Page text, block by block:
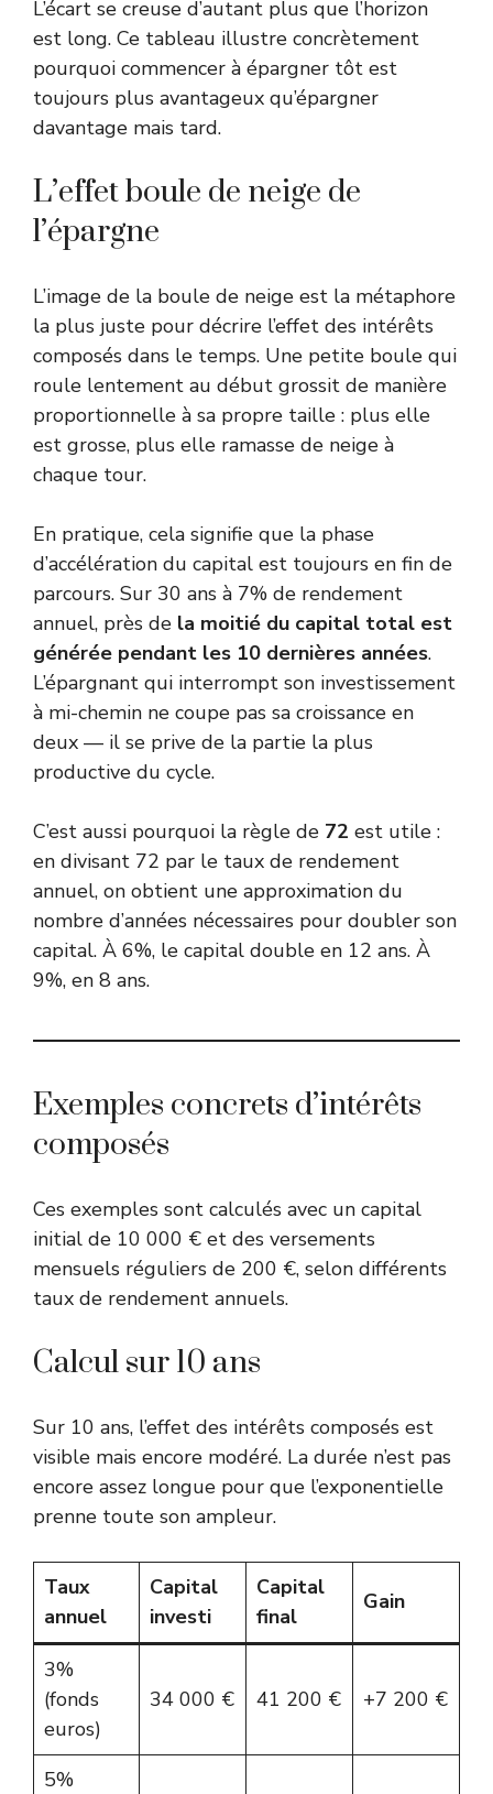
L’écart se creuse d’autant plus que l’horizon
est long. Ce tableau illustre concrètement
pourquoi commencer à épargner tôt est
toujours plus avantageux qu’épargner
davantage mais tard.
L’effet boule de neige de
l’épargne
L’image de la boule de neige est la métaphore
la plus juste pour décrire l’effet des intérêts
composés dans le temps. Une petite boule qui
roule lentement au début grossit de manière
proportionnelle à sa propre taille : plus elle
est grosse, plus elle ramasse de neige à
chaque tour.
En pratique, cela signifie que la phase
d’accélération du capital est toujours en fin de
parcours. Sur 30 ans à 7% de rendement
annuel, près de la moitié du capital total est
générée pendant les 10 dernières années.
L’épargnant qui interrompt son investissement
à mi-chemin ne coupe pas sa croissance en
deux — il se prive de la partie la plus
productive du cycle.
C’est aussi pourquoi la règle de 72 est utile :
en divisant 72 par le taux de rendement
annuel, on obtient une approximation du
nombre d’années nécessaires pour doubler son
capital. À 6%, le capital double en 12 ans. À
9%, en 8 ans.
Exemples concrets d’intérêts
composés
Ces exemples sont calculés avec un capital
initial de 10 000 € et des versements
mensuels réguliers de 200 €, selon différents
taux de rendement annuels.
Calcul sur 10 ans
Sur 10 ans, l’effet des intérêts composés est
visible mais encore modéré. La durée n’est pas
encore assez longue pour que l’exponentielle
prenne toute son ampleur.
Taux
annuel
Capital
investi
Capital
final
Gain
3%
(fonds
euros)
34 000 € 41 200 € +7 200 €
5%